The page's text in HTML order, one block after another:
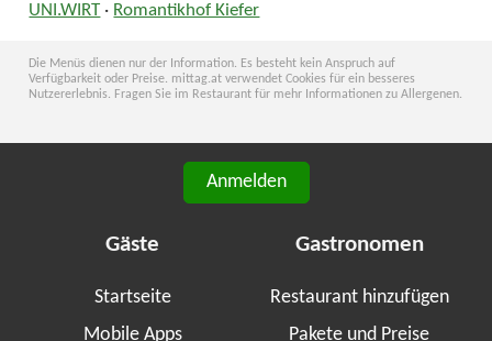
UNI.WIRT
· Romantikhof Kiefer
Die Menüs dienen nur der Information. Es besteht kein Anspruch auf
Verfügbarkeit oder Preise. mittag.at verwendet Cookies für ein besseres
Nutzererlebnis. Fragen Sie im Restaurant für mehr Informationen zu Allergenen.
Anmelden
Gäste
Startseite
Mobile Apps
Gastronomen
Restaurant hinzufügen
Pakete und Preise